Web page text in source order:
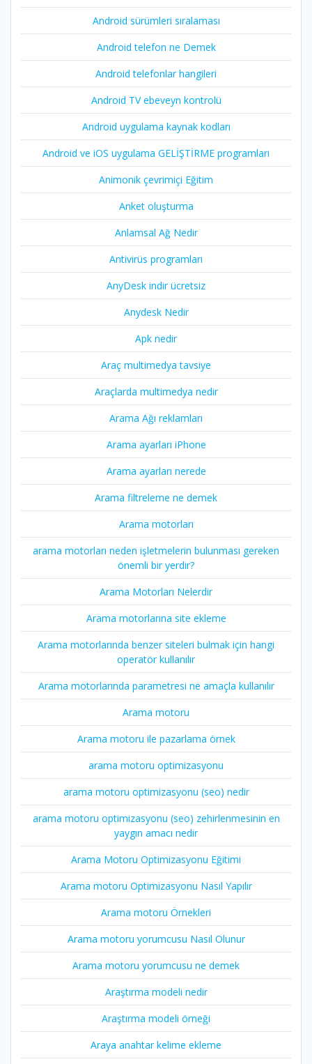
Android sürümleri sıralaması
Android telefon ne Demek
Android telefonlar hangileri
Android TV ebeveyn kontrolü
Android uygulama kaynak kodları
Android ve iOS uygulama GELİŞTİRME programları
Animonik çevrimiçi Eğitim
Anket oluşturma
Anlamsal Ağ Nedir
Antivirüs programları
AnyDesk indir ücretsiz
Anydesk Nedir
Apk nedir
Araç multimedya tavsiye
Araçlarda multimedya nedir
Arama Ağı reklamları
Arama ayarları iPhone
Arama ayarları nerede
Arama filtreleme ne demek
Arama motorları
arama motorları neden işletmelerin bulunması gereken
önemli bir yerdir?
Arama Motorları Nelerdir
Arama motorlarına site ekleme
Arama motorlarında benzer siteleri bulmak için hangi
operatör kullanılır
Arama motorlarında parametresi ne amaçla kullanılır
Arama motoru
Arama motoru ile pazarlama örnek
arama motoru optimizasyonu
arama motoru optimizasyonu (seo) nedir
arama motoru optimizasyonu (seo) zehirlenmesinin en
yaygın amacı nedir
Arama Motoru Optimizasyonu Eğitimi
Arama motoru Optimizasyonu Nasıl Yapılır
Arama motoru Örnekleri
Arama motoru yorumcusu Nasıl Olunur
Arama motoru yorumcusu ne demek
Araştırma modeli nedir
Araştırma modeli örneği
Araya anahtar kelime ekleme